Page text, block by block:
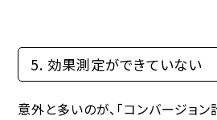
5. 効果測定ができていない
意外と多いのが、「コンバージョ